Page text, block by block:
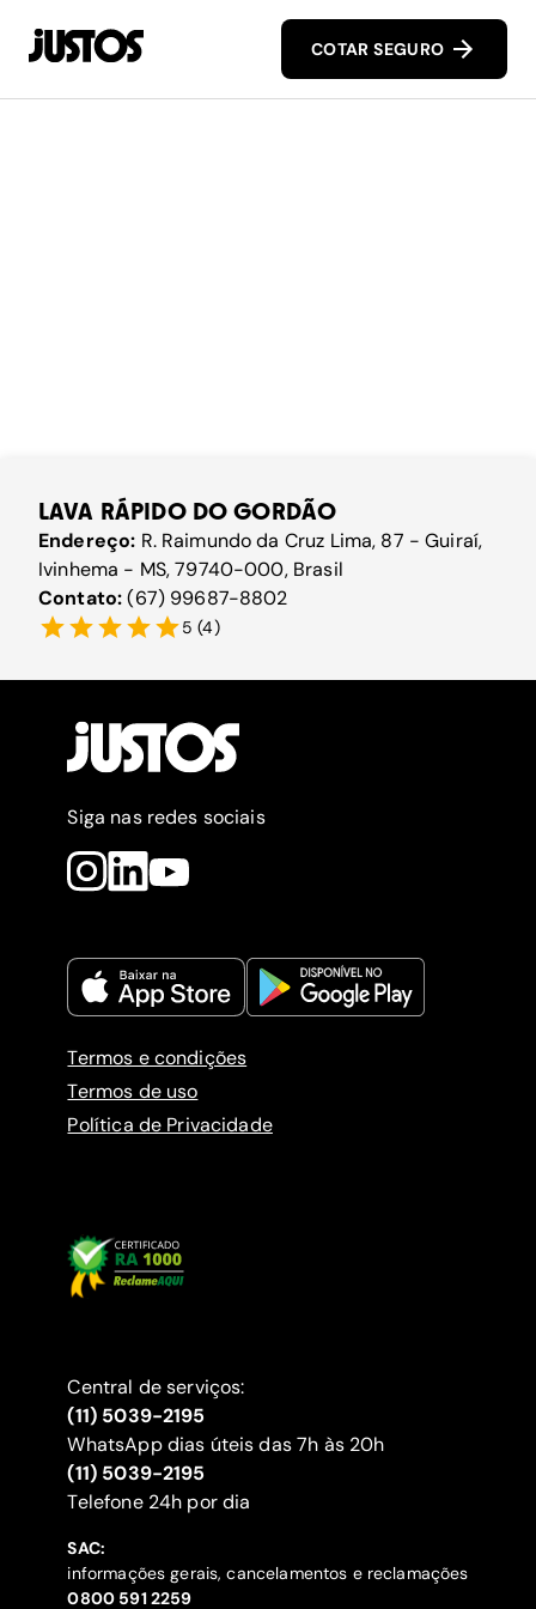
COTAR SEGURO
LAVA RÁPIDO DO GORDÃO
Endereço: R. Raimundo da Cruz Lima, 87 - Guiraí,
Ivinhema - MS, 79740-000, Brasil
Contato:(67) 99687-8802
5 (4)
Siga nas redes sociais
Termos e condições
Termos de uso
Política de Privacidade
Central de serviços:
(11) 5039-2195
WhatsApp dias úteis das 7h às 20h
(11) 5039-2195
‍Telefone 24h por dia
SAC:
informações gerais, cancelamentos e reclamações
‍0800 591 2259